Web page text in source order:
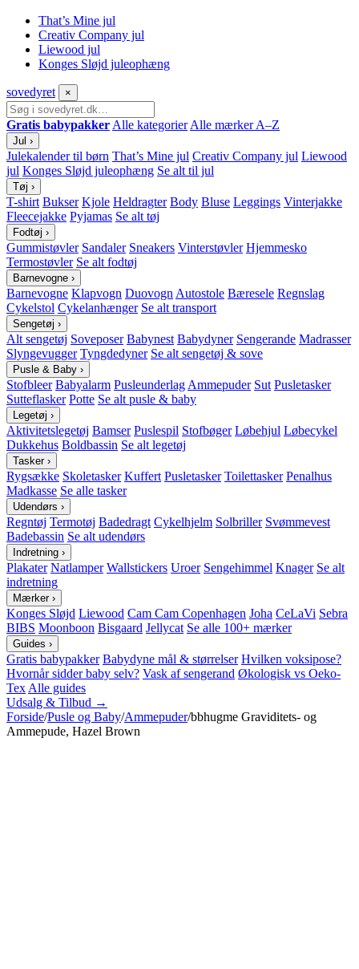
That’s Mine jul
Creativ Company jul
Liewood jul
Konges Sløjd juleophæng
sovedyret ×
Gratis babypakker Alle kategorier Alle mærker A–Z
Jul ›
Julekalender til børn That’s Mine jul Creativ Company jul Liewood
jul Konges Sløjd juleophæng Se alt til jul
Tøj ›
T-shirt Bukser Kjole Heldragter Body Bluse Leggings Vinterjakke
Fleecejakke Pyjamas Se alt tøj
Fodtøj ›
Gummistøvler Sandaler Sneakers Vinterstøvler Hjemmesko
Termostøvler Se alt fodtøj
Barnevogne ›
Barnevogne Klapvogn Duovogn Autostole Bæresele Regnslag
Cykelstol Cykelanhænger Se alt transport
Sengetøj ›
Alt sengetøj Soveposer Babynest Babydyner Sengerande Madrasser
Slyngevugger Tyngdedyner Se alt sengetøj & sove
Pusle & Baby ›
Stofbleer Babyalarm Pusleunderlag Ammepuder Sut Pusletasker
Sutteflasker Potte Se alt pusle & baby
Legetøj ›
Aktivitetslegetøj Bamser Puslespil Stofbøger Løbehjul Løbecykel
Dukkehus Boldbassin Se alt legetøj
Tasker ›
Rygsække Skoletasker Kuffert Pusletasker Toilettasker Penalhus
Madkasse Se alle tasker
Udendørs ›
Regntøj Termotøj Badedragt Cykelhjelm Solbriller Svømmevest
Badebassin Se alt udendørs
Indretning ›
Plakater Natlamper Wallstickers Uroer Sengehimmel Knager Se alt
indretning
Mærker ›
Konges Sløjd Liewood Cam Cam Copenhagen Joha CeLaVi Sebra
BIBS Moonboon Bisgaard Jellycat Se alle 100+ mærker
Guides ›
Gratis babypakker Babydyne mål & størrelser Hvilken voksipose?
Hvornår sidder baby selv? Vask af sengerand Økologisk vs Oeko-
Tex Alle guides
Udsalg & Tilbud →
Forside/Pusle og Baby/Ammepuder/bbhugme Graviditets- og
Ammepude, Hazel Brown